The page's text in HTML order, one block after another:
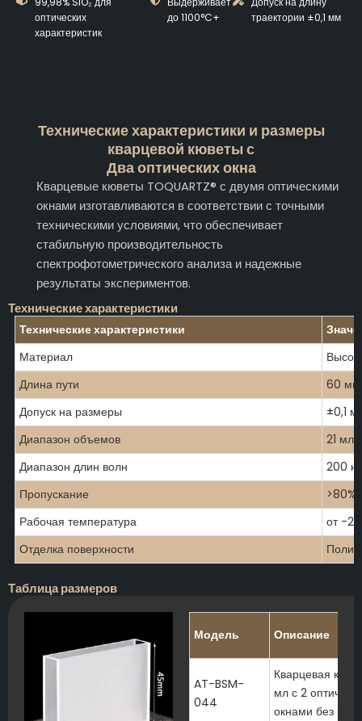
оптических
характеристик
до 1100°C+
траектории ±0,1 мм
Технические характеристики и размеры
кварцевой кюветы с
Два оптических окна
Кварцевые кюветы TOQUARTZ® с двумя оптическими
окнами изготавливаются в соответствии с точными
техническими условиями, что обеспечивает
стабильную производительность
спектрофотометрического анализа и надежные
результаты экспериментов.
Технические характеристики
Технические характеристики
Материал
Длина пути
60
Допуск на размеры
±0,1
Диапазон объемов
21 мл
Диапазон длин волн
200
Пропускание
>80%
Рабочая температура
от -
Отделка поверхности
Таблица размеров
Модель Описание
AT-BSM-
044
Кварцевая
мл с 2
окнами без